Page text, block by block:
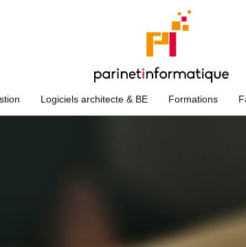
Logiciels architecte & BE Formations